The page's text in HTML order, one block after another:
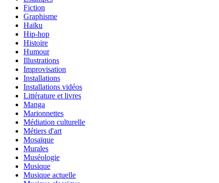
Fiction
Graphisme
Haïku
Hip-hop
Histoire
Humour
Illustrations
Improvisation
Installations
Installations vidéos
Littérature et livres
Manga
Marionnettes
Médiation culturelle
Métiers d'art
Mosaïque
Murales
Muséologie
Musique
Musique actuelle